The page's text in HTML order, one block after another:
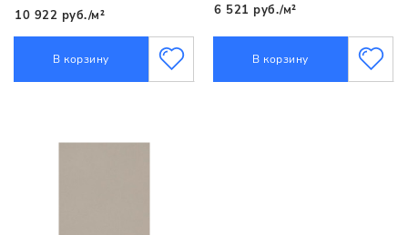
10 922 руб./м²
В корзину
6 521 руб./м²
В корзину